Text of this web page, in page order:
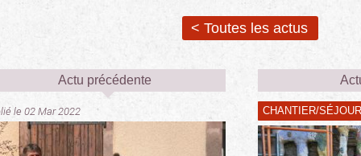
< Toutes les actus
Actu précédente
le 02 Mar 2022 CHANTIER/